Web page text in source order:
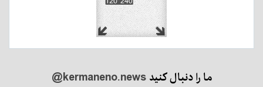
ما را دنبال کنید@kermaneno.news